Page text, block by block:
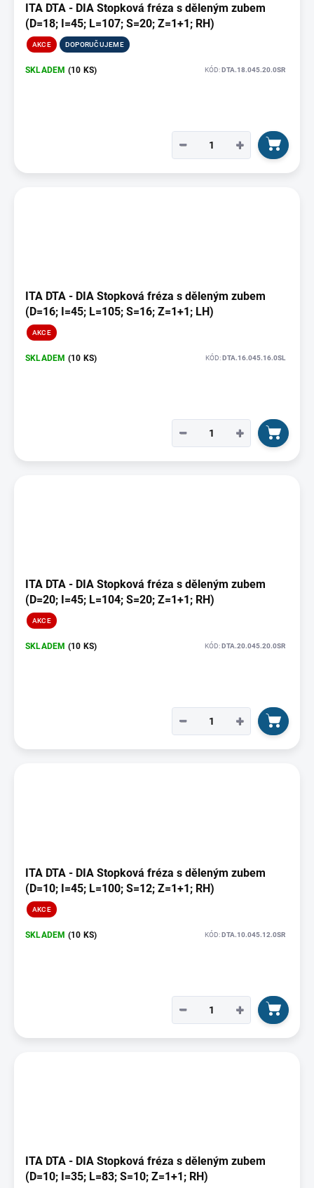
ITA DTA - DIA Stopková fréza s děleným zubem
(D=18; I=45; L=107; S=20; Z=1+1; RH)
AKCE DOPORUČUJEME
SKLADEM (10 KS) KÓD:DTA.18.045.20.0SR
+
−
ITA DTA - DIA Stopková fréza s děleným zubem
(D=16; I=45; L=105; S=16; Z=1+1; LH)
AKCE
SKLADEM (10 KS) KÓD:DTA.16.045.16.0SL
+
−
ITA DTA - DIA Stopková fréza s děleným zubem
(D=20; I=45; L=104; S=20; Z=1+1; RH)
AKCE
SKLADEM (10 KS) KÓD: DTA.20.045.20.0SR
+
−
ITA DTA - DIA Stopková fréza s děleným zubem
(D=10; I=45; L=100; S=12; Z=1+1; RH)
AKCE
SKLADEM (10 KS) KÓD:DTA.10.045.12.0SR
+
−
ITA DTA - DIA Stopková fréza s děleným zubem
(D=10; I=35; L=83; S=10; Z=1+1; RH)